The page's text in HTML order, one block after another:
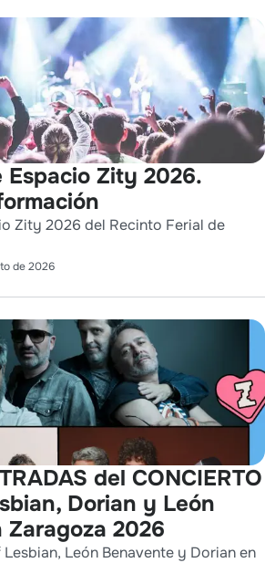
Zity 2026.
Zity 2026 del Recinto Ferial de
de 2026
del CONCIERTO
Dorian y León
2026
León Benavente y Dorian en